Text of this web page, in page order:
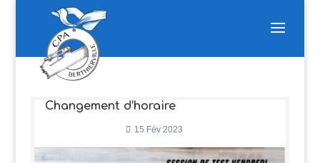
Changement d’horaire
15 Fév 2023